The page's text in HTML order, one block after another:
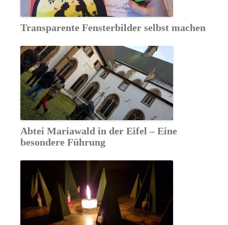
Transparente Fensterbilder selbst machen
Abtei Mariawald in der Eifel – Eine
besondere Führung